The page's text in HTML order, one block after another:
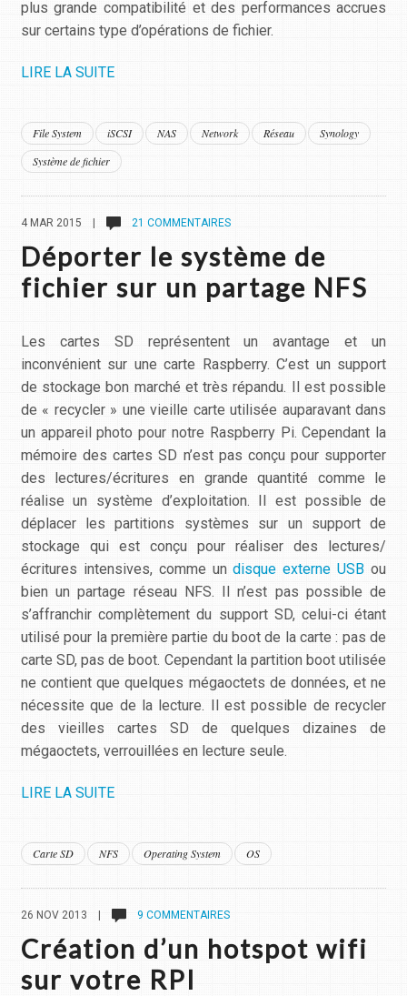
plus grande compatibilité et des performances accrues
sur certains type d’opérations de fichier.
LIRE LA SUITE
File System iSCSI NAS Network Réseau
Synology
Système de fichier
4 MAR 2015 | 21 COMMENTAIRES
Déporter le système de
fichier sur un partage NFS
Les cartes SD représentent un avantage et un
inconvénient sur une carte Raspberry. C’est un support
de stockage bon marché et très répandu. Il est possible
de « recycler » une vieille carte utilisée auparavant dans
un appareil photo pour notre Raspberry Pi. Cependant la
mémoire des cartes SD n’est pas conçu pour supporter
des lectures/écritures en grande quantité comme le
réalise un système d’exploitation. Il est possible de
déplacer les partitions systèmes sur un support de
stockage qui est conçu pour réaliser des lectures/
écritures intensives, comme undisque externe USB ou
bien un partage réseau NFS. Il n’est pas possible de
s’affranchir complètement du support SD, celui-ci étant
utilisé pour la première partie du boot de la carte : pas de
carte SD, pas de boot. Cependant la partition boot utilisée
ne contient que quelques mégaoctets de données, et ne
nécessite que de la lecture. Il est possible de recycler
des vieilles cartes SD de quelques dizaines de
mégaoctets, verrouillées en lecture seule.
LIRE LA SUITE
Carte SD NFS Operating System OS
26 NOV 2013 | 9 COMMENTAIRES
Création d’un hotspot wifi
sur votre RPI